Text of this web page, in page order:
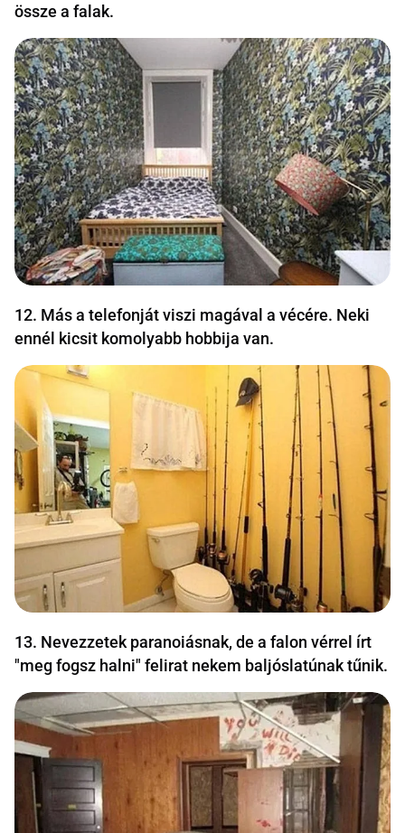
össze a falak.
12. Más a telefonját viszi magával a vécére. Neki
ennél kicsit komolyabb hobbija van.
13. Nevezzetek paranoiásnak, de a falon vérrel írt
"meg fogsz halni" felirat nekem baljóslatúnak tűnik.